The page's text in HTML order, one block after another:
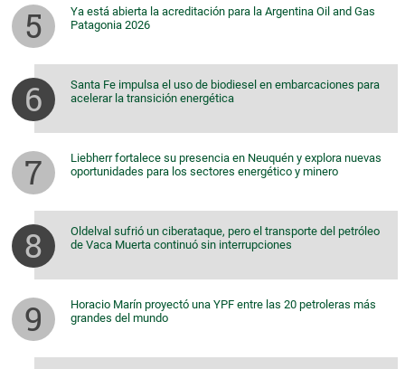
Ya está abierta la acreditación para la Argentina Oil and Gas
Patagonia 2026
Santa Fe impulsa el uso de biodiesel en embarcaciones para
acelerar la transición energética
Liebherr fortalece su presencia en Neuquén y explora nuevas
oportunidades para los sectores energético y minero
Oldelval sufrió un ciberataque, pero el transporte del petróleo
de Vaca Muerta continuó sin interrupciones
Horacio Marín proyectó una YPF entre las 20 petroleras más
grandes del mundo